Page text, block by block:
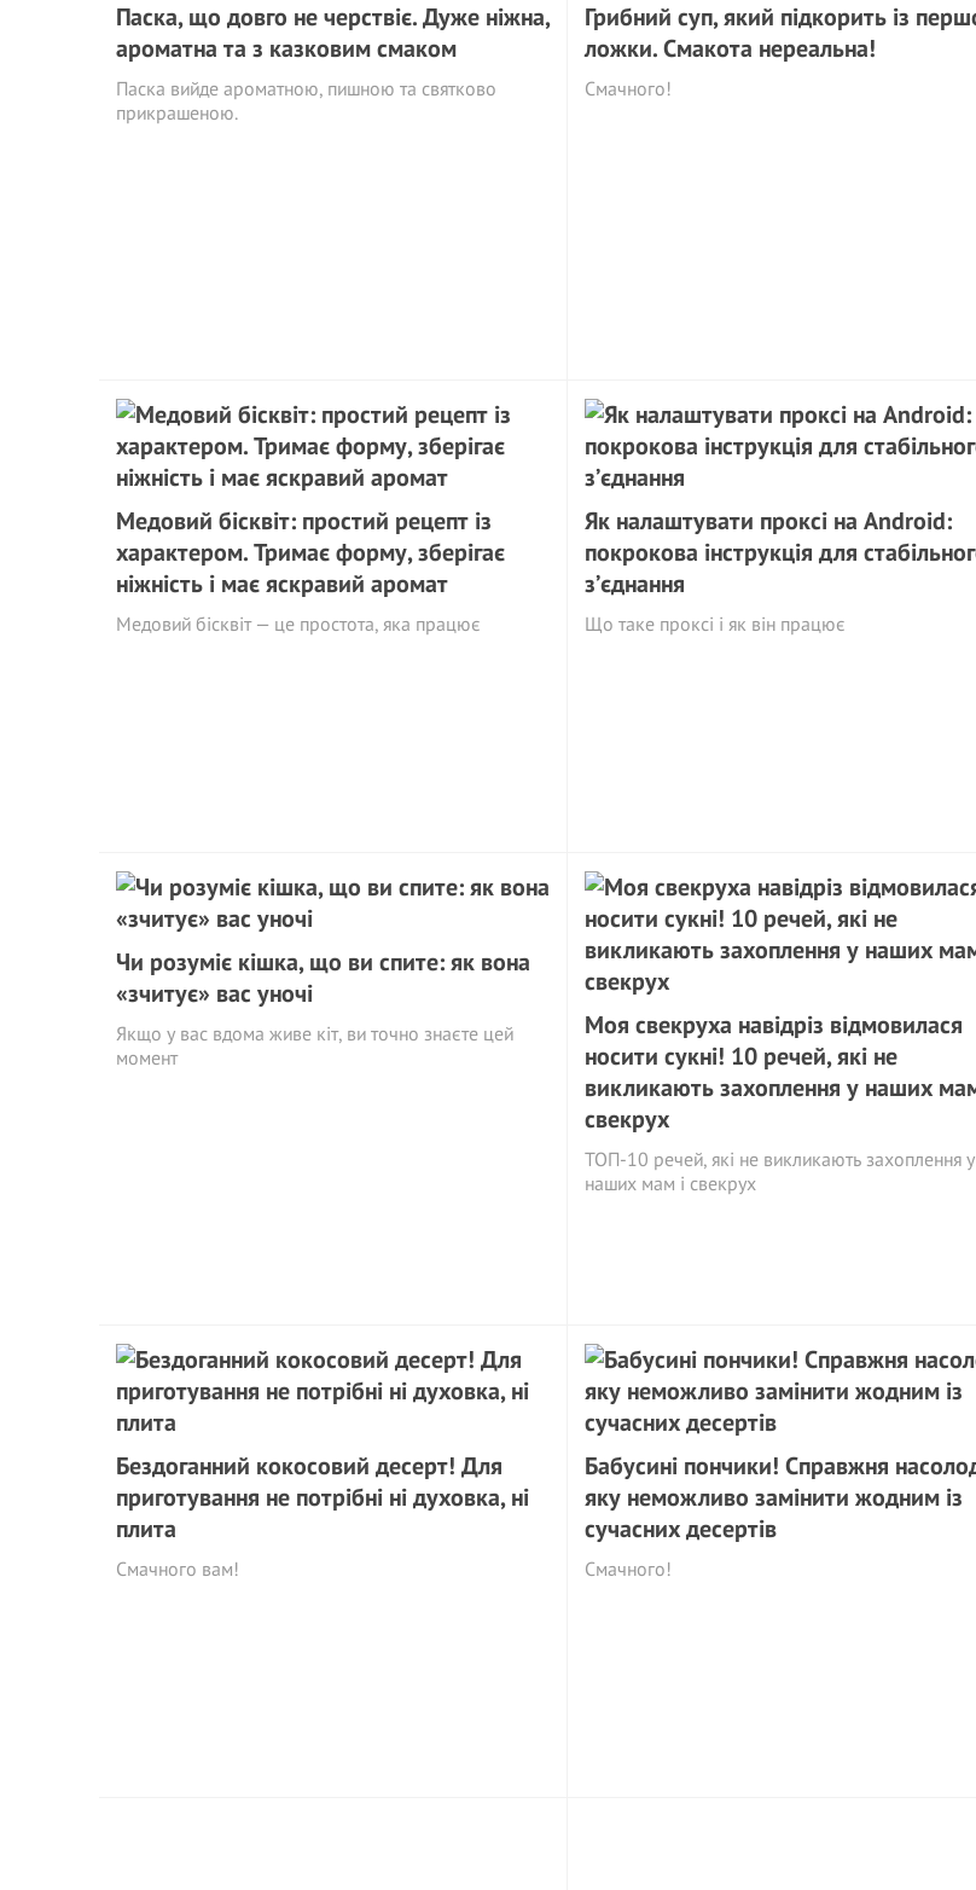
Паска, що довго не черствіє. Дуже ніжна,
ароматна та з казковим смаком
Паска вийде ароматною, пишною та святково
прикрашеною.
Грибний суп, який підкорить із
ложки. Смакота нереальна!
Смачного!
Медовий бісквіт: простий рецепт із
характером. Тримає форму, зберігає
ніжність і має яскравий аромат
Медовий бісквіт — це простота, яка працює
Як налаштувати проксі на Android:
покрокова інструкція для
з’єднання
Що таке проксі і як він працює
Чи розуміє кішка, що ви спите: як вона
«зчитує» вас уночі
Якщо у вас вдома живе кіт, ви точно знаєте цей
момент
Моя свекруха навідріз відмовилася
носити сукні! 10 речей, які не
викликають захоплення у наших
свекрух
ТОП-10 речей, які не викликають захоплення у
наших мам і свекрух
Бездоганний кокосовий десерт! Для
приготування не потрібні ні духовка, ні
плита
Смачного вам!
Бабусині пончики! Справжня
яку неможливо замінити жодним із
сучасних десертів
Смачного!